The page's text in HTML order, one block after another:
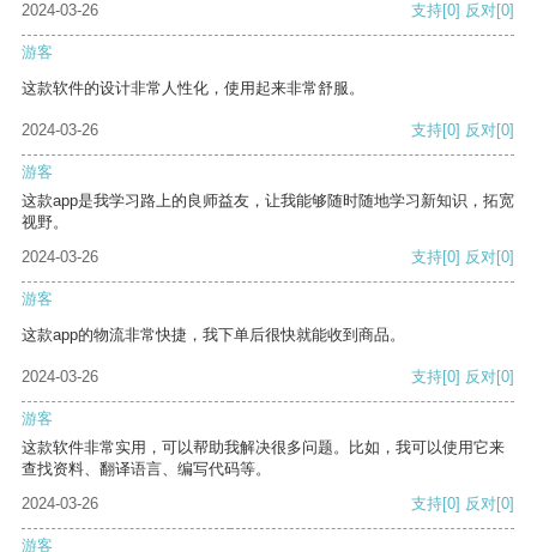
2024-03-26 支持[0] 反对[0]
游客
这款软件的设计非常人性化，使用起来非常舒服。
2024-03-26 支持[0] 反对[0]
游客
这款app是我学习路上的良师益友，让我能够随时随地学习新知识，拓宽
视野。
2024-03-26
支持[0] 反对[0]
游客
这款app的物流非常快捷，我下单后很快就能收到商品。
2024-03-26 支持[0] 反对[0]
游客
这款软件非常实用，可以帮助我解决很多问题。比如，我可以使用它来
查找资料、翻译语言、编写代码等。
2024-03-26
支持[0] 反对[0]
游客